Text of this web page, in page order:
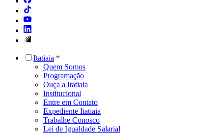
Itatiaia
Quem Somos
Programação
Ouça a Itatiaia
Institucional
Entre em Contato
Expediente Itatiaia
Trabalhe Conosco
Lei de Igualdade Salarial